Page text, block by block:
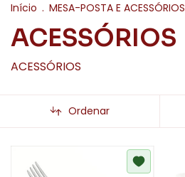
Início . MESA-POSTA E ACESSÓRIOS
ACESSÓRIOS
ACESSÓRIOS
Ordenar